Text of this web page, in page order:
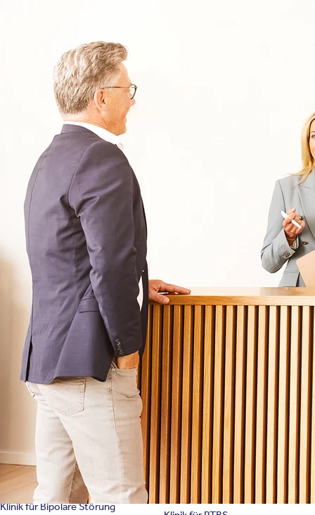
Informationen
Für Patienten
Für Zuweiser
Für Angehörige
Über Oberberg
Kliniken für Kinder & Jugendlichen
Krankheitsbilder & Therapien
Behandlungsfelder
Therapien
Symptome & Beschwerden
Selbsttests
Presse
Bewertungen
Karriere
Unternehmensfakten
Spezialisierte Kliniken
Klinik für Depression
Klinik für Burnout
Klinik für Angststörung
Klinik für Zwangsstörung
Klinik für Persönlichkeitsstörung
Klinik für Bipolare Störung
Suchtklinik
Klinik für Anorexie
Klinik für Erschöpfung
Klinik für Essstörung
Klinik für Mediensucht
Klinik für Psychose